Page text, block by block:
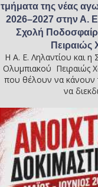
τμήματα της νέας
2026–2027 στην Α.
Σχολή
Πειραιώς
Η Α. Ε. Ληλαντίου και
Ολυμπιακού Πειραιώς
που θέλουν να κάνουν
να